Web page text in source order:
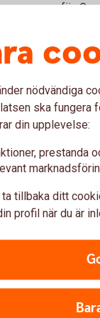
för.
enskild
säger
för sin
den
65-69 år uppgår
på uppdrag
Tillbaka
på
nödvändiga
ska fungera
din upplevelse:
prestanda
ta tillbaka ditt
profil när du är